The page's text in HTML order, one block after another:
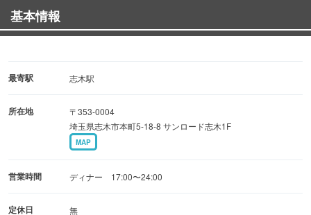
※お客様へのお願い
体調不良のお客様はご来店をお控え頂きますようお願い申
基本情報
最寄駅 志木駅
所在地
〒353-0004
埼玉県志木市本町5-18-8 サンロード志木1F
MAP
営業時間 ディナー 17:00〜24:00
定休日 無